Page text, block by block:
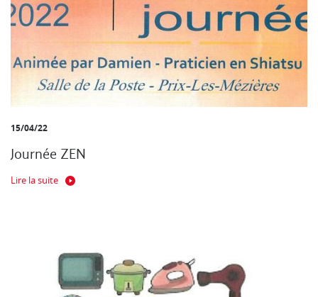
15/04/22
Journée ZEN
Lire la suite